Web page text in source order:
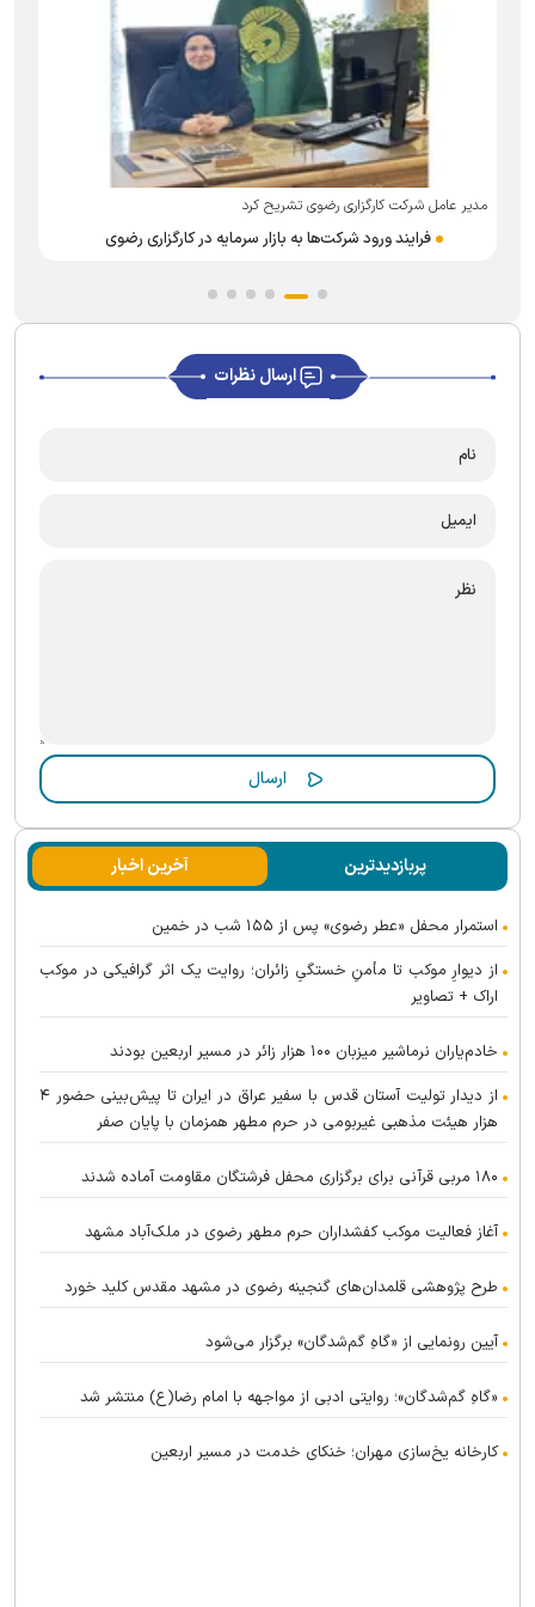
مدیر عامل شرکت کارگزاری رضوی تشریح کرد
فرایند ورود شرکت‌ها به بازار سرمایه در کارگزاری رضوی
ارسال نظرات
پربازدیدترین آخرین اخبار
استمرار محفل «عطر رضوی» پس از ۱۵۵ شب در خمین
از دیوارِ موکب تا مأمنِ خستگیِ زائران؛ روایت یک اثر گرافیکی در موکب
اراک + تصاویر
خادم‌یاران نرماشیر میزبان ۱۰۰ هزار زائر در مسیر اربعین بودند
از دیدار تولیت آستان قدس با سفیر عراق در ایران تا پیش‌بینی حضور ۴
هزار هیئت مذهبی غیربومی در حرم مطهر همزمان با پایان صفر
۱۸۰ مربی قرآنی برای برگزاری محفل فرشتگان مقاومت آماده شدند
آغاز فعالیت موکب کفشداران حرم مطهر رضوی در ملک‌آباد مشهد
طرح پژوهشی قلمدان‌های گنجینه رضوی در مشهد مقدس کلید خورد
آیین رونمایی از «گاهِ گم‌شدگان» برگزار می‌شود
«گاهِ گم‌شدگان»؛ روایتی ادبی از مواجهه با امام رضا(ع) منتشر شد
کارخانه یخ‌سازی مهران؛ خنکای خدمت در مسیر اربعین